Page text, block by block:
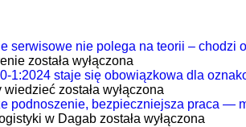
serwisowe nie polega na teorii – chodzi
została wyłączona
1:2024 staje się obowiązkowa dla
wiedzieć została wyłączona
podnoszenie, bezpieczniejsza praca —
w Dagab została wyłączona